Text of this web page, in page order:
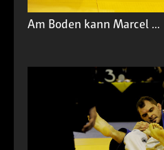
Am Boden kann Marcel ...